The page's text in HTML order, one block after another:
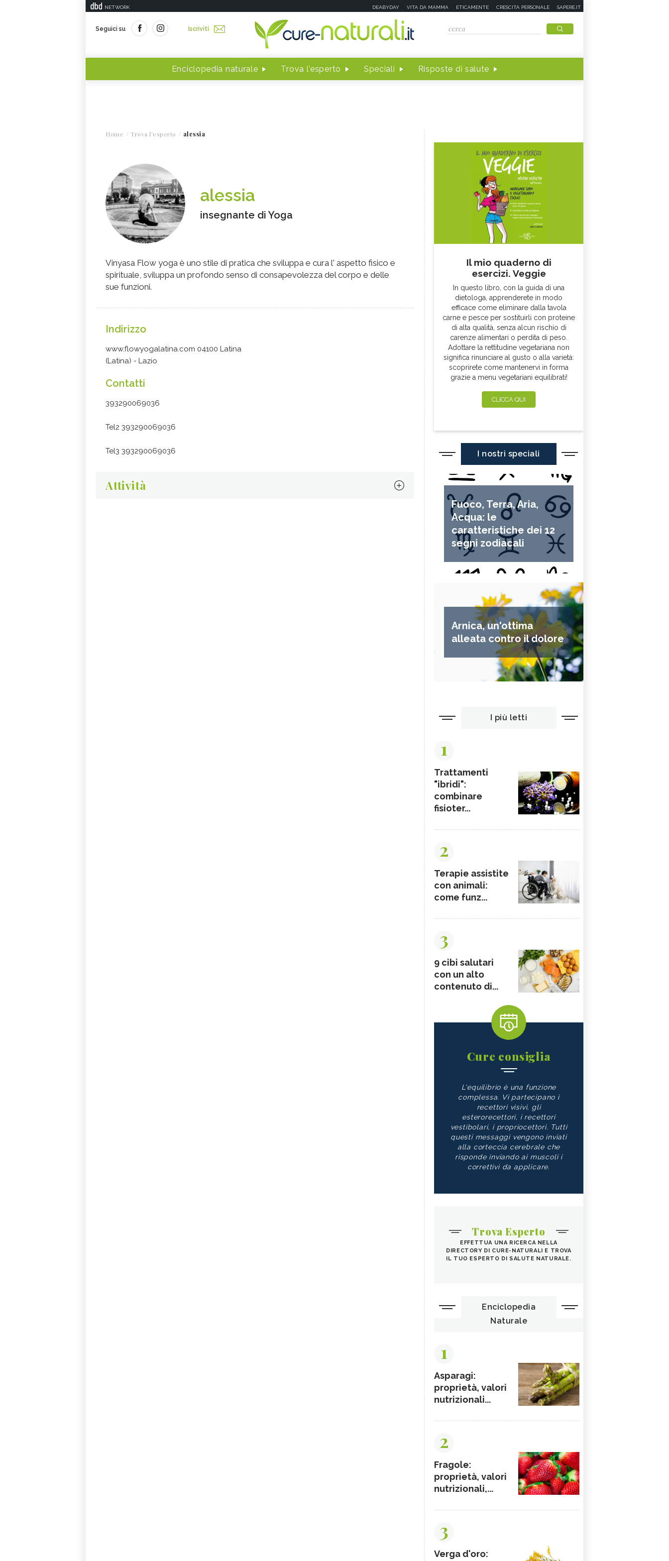
NETWORK DEABYDAY VITA DA MAMMA ETICAMENTE CRESCITA PERSONALE SAPERE.IT
Seguici su Iscriviti
Enciclopedia naturale Trova l'esperto Speciali Risposte di salute
Home Trova l'esperto alessia
alessia
insegnante di Yoga
Vinyasa Flow yoga è uno stile di pratica che sviluppa e cura l' aspetto fisico e
spirituale, sviluppa un profondo senso di consapevolezza del corpo e delle
sue funzioni.
Indirizzo
www.flowyogalatina.com 04100 Latina
(Latina) - Lazio
Contatti
393290069036
Tel2 393290069036
Tel3 393290069036
Attività
Il mio quaderno di
esercizi. Veggie
In questo libro, con la guida di una
dietologa, apprenderete in modo
efficace come eliminare dalla tavola
carne e pesce per sostituirli con proteine
di alta qualità, senza alcun rischio di
carenze alimentari o perdita di peso.
Adottare la rettitudine vegetariana non
significa rinunciare al gusto o alla varietà:
scoprirete come mantenervi in forma
grazie a menu vegetariani equilibrati!
CLICCA QUI
I nostri speciali
Fuoco, Terra, Aria,
Acqua: le
caratteristiche dei 12
segni zodiacali
Arnica, un'ottima
alleata contro il dolore
I più letti
1
Trattamenti
"ibridi":
combinare
fisioter...
2
Terapie assistite
con animali:
come funz...
3
9 cibi salutari
con un alto
contenuto di...
Cure consiglia
L'equilibrio è una funzione
complessa. Vi partecipano i
recettori visivi, gli
esterorecettori, i recettori
vestibolari, i propriocettori. Tutti
questi messaggi vengono inviati
alla corteccia cerebrale che
risponde inviando ai muscoli i
correttivi da applicare.
Trova Esperto
EFFETTUA UNA RICERCA NELLA
DIRECTORY DI CURE-NATURALI E TROVA
IL TUO ESPERTO DI SALUTE NATURALE.
Enciclopedia
Naturale
1
Asparagi:
proprietà, valori
nutrizionali...
2
Fragole:
proprietà, valori
nutrizionali,...
3
Verga d'oro: